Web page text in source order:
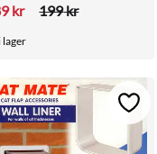
kr 199kr
lager